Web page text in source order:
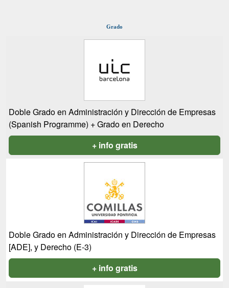
Grado
Doble Grado en Administración y Dirección de Empresas
(Spanish Programme) + Grado en Derecho
+ info gratis
Doble Grado en Administración y Dirección de Empresas
[ADE], y Derecho (E-3)
+ info gratis